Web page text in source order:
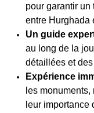
pour garantir
entre Hurghada
Un guide
au long de la
détaillées et
Expérience
les
leur importance